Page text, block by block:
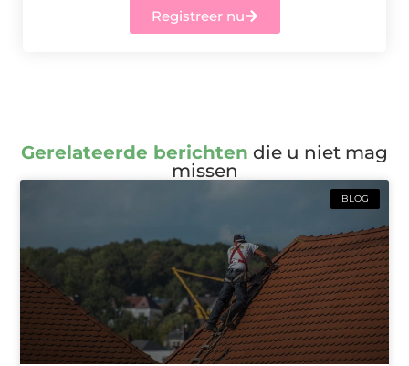
Registreer nu
Gerelateerde berichten die u niet mag
missen
BLOG